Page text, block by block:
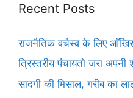
Recent Posts
राजनैतिक वर्चस्व के लिए
त्रिस्तरीय पंचायतो जरा अपनी
सादगी की मिसाल, गरीब का